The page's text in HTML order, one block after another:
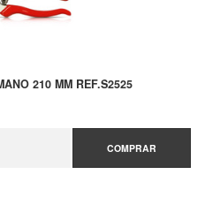
210 MM REF.S2525
COMPRAR